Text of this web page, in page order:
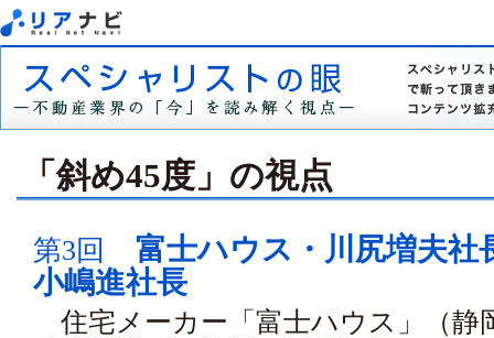
「斜め45度」の視点
第3回
富士ハウス・川尻増夫社
小嶋進社長
住宅メーカー「富士ハウス」（静